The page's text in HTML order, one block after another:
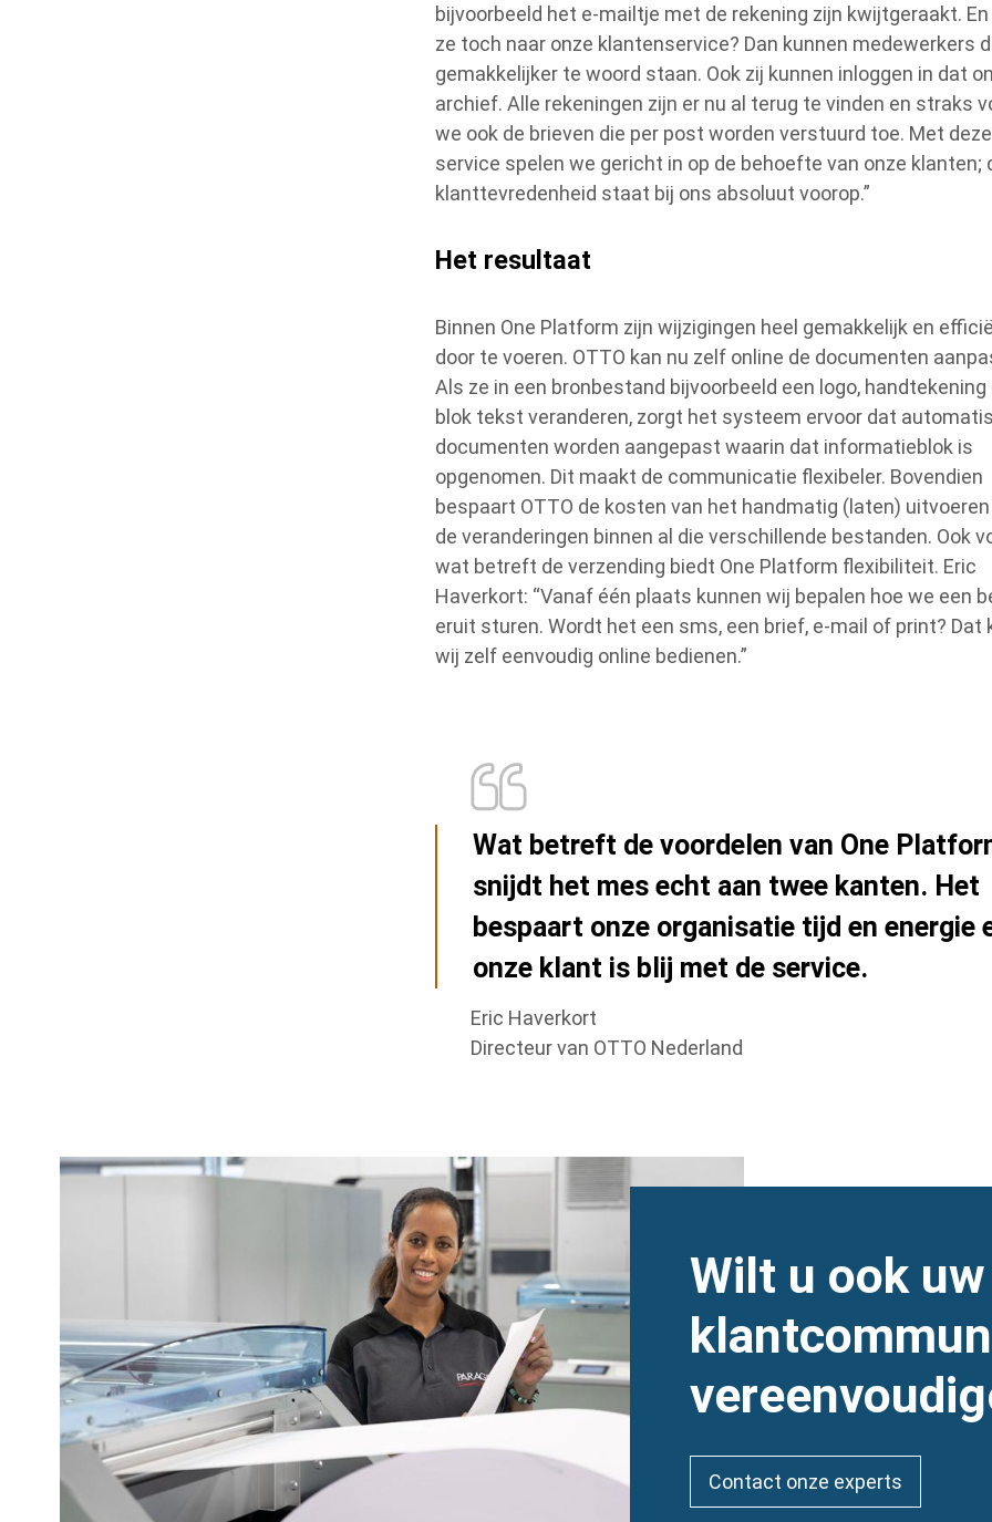
bijvoorbeeld het e-mailtje met de rekening zijn kwijtgeraakt. En
ze toch naar onze klantenservice? Dan kunnen medewerkers
gemakkelijker te woord staan. Ook zij kunnen inloggen in dat
archief. Alle rekeningen zijn er nu al terug te vinden en straks
we ook de brieven die per post worden verstuurd toe. Met deze
service spelen we gericht in op de behoefte van onze klanten;
klanttevredenheid staat bij ons absoluut voorop.”
Het resultaat
Binnen One Platform zijn wijzigingen heel gemakkelijk en
door te voeren. OTTO kan nu zelf online de documenten
Als ze in een bronbestand bijvoorbeeld een logo, handtekening
blok tekst veranderen, zorgt het systeem ervoor dat
documenten worden aangepast waarin dat informatieblok is
opgenomen. Dit maakt de communicatie flexibeler. Bovendien
bespaart OTTO de kosten van het handmatig (laten) uitvoeren
de veranderingen binnen al die verschillende bestanden. Ook
wat betreft de verzending biedt One Platform flexibiliteit. Eric
Haverkort: “Vanaf één plaats kunnen wij bepalen hoe we een
eruit sturen. Wordt het een sms, een brief, e-mail of print? Dat
wij zelf eenvoudig online bedienen.”
Wat betreft de voordelen van One
snijdt het mes echt aan twee kanten. Het
bespaart onze organisatie tijd en energie
onze klant is blij met de service.
Eric Haverkort
Directeur van OTTO Nederland
Background
Heading
Wilt u ook uw
Contact onze experts